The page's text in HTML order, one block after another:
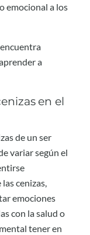
emocional a los
a
en el
de un ser
variar según el
cenizas,
emociones
con la salud o
tener en